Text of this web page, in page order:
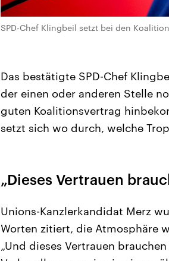
SPD-Chef Klingbeil setzt bei den
Das bestätigte SPD-Chef
der einen oder anderen Stelle
guten Koalitionsvertrag
setzt sich wo durch, welche
„Dieses Vertrauen
Unions-Kanzlerkandidat Merz
Worten zitiert, die Atmosphäre
„Und dieses Vertrauen